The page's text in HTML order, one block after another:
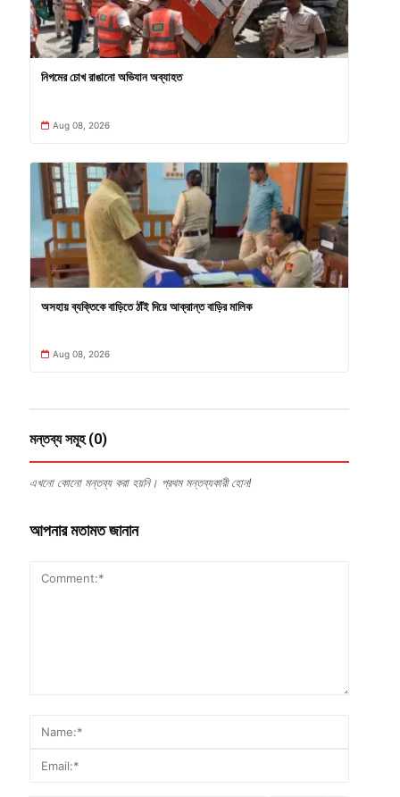
নিগমের চোখ রাঙানো অভিযান অব্যাহত
Aug 08, 2026
অসহায় ব্যক্তিকে বাড়িতে ঠাঁই দিয়ে আক্রান্ত বাড়ির মালিক
Aug 08, 2026
মন্তব্য সমূহ (0)
এখনো কোনো মন্তব্য করা হয়নি। প্রথম মন্তব্যকারী হোন!
আপনার মতামত জানান